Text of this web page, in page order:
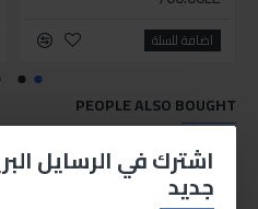
اشترك في الرسايل
جديد
اضافة للسلة
PEOPLE ALSO BOUGHT
غير متوفر